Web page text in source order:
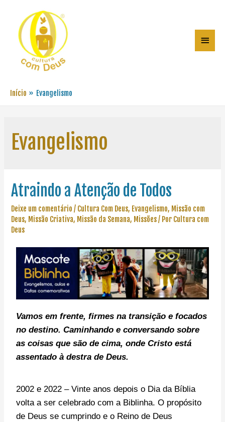
Início Evangelismo
Evangelismo
Atraindo a Atenção de Todos
Deixe um comentário / Cultura Com Deus, Evangelismo, Missão com
Deus, Missão Criativa, Missão da Semana, Missões/ Por Cultura com
Deus
Vamos em frente, firmes na transição e focados
no destino. Caminhando e conversando sobre
as coisas que são de cima, onde Cristo está
assentado à destra de Deus.
2002 e 2022 – Vinte anos depois o Dia da Bíblia
volta a ser celebrado com a Biblinha. O propósito
de Deus se cumprindo e o Reino de Deus